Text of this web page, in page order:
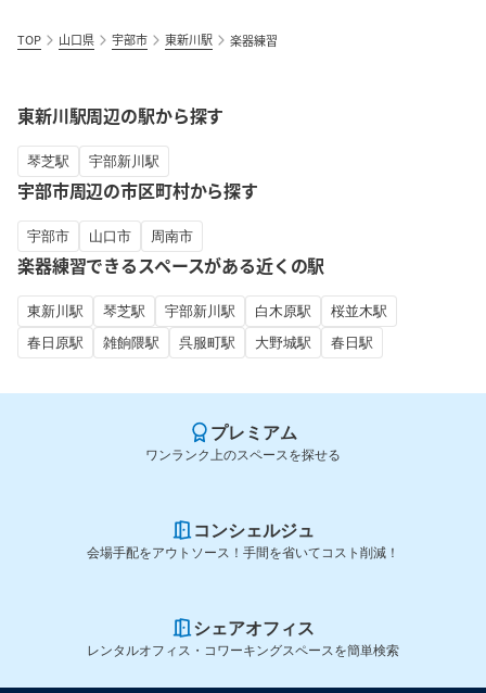
TOP 山口県 宇部市 東新川駅 楽器練習
東新川駅周辺の駅から探す
琴芝駅 宇部新川駅
宇部市周辺の市区町村から探す
宇部市 山口市 周南市
楽器練習できるスペースがある近くの駅
東新川駅 琴芝駅 宇部新川駅 白木原駅
桜並木駅
春日原駅
雑餉隈駅 呉服町駅 大野城駅 春日駅
プレミアム
ワンランク上のスペースを探せる
コンシェルジュ
会場手配をアウトソース！手間を省いてコスト削減！
シェアオフィス
レンタルオフィス・コワーキングスペースを簡単検索